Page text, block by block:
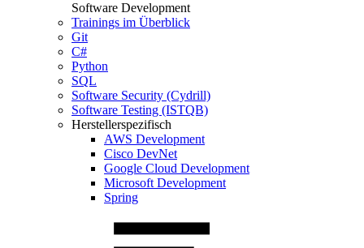
Software Development
Trainings im Überblick
Git
C#
Python
SQL
Software Security (Cydrill)
Software Testing (ISTQB)
Herstellerspezifisch
AWS Development
Cisco DevNet
Google Cloud Development
Microsoft Development
Spring